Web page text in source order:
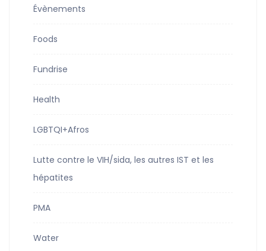
Évènements
Foods
Fundrise
Health
LGBTQI+Afros
Lutte contre le VIH/sida, les autres IST et les
hépatites
PMA
Water